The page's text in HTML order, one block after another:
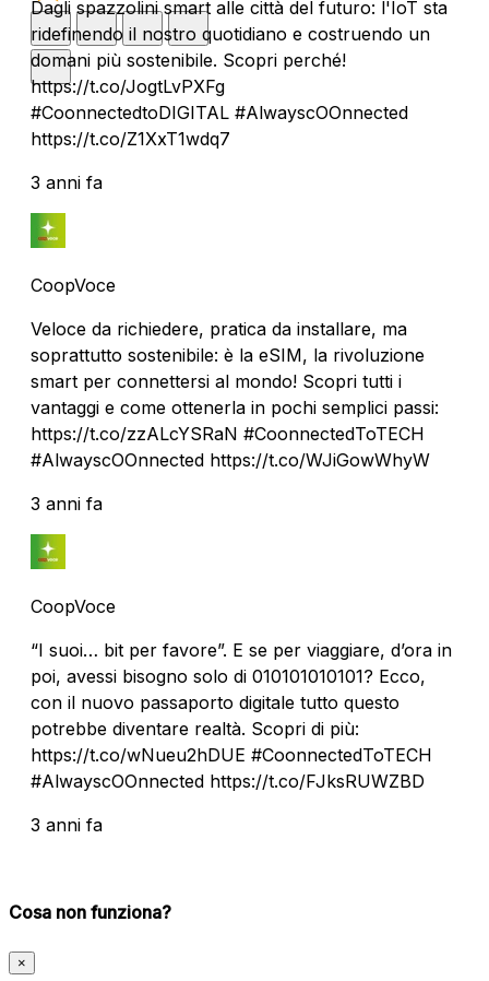
Dagli spazzolini smart alle città del futuro: l'IoT sta
ridefinendo il nostro quotidiano e costruendo un
domani più sostenibile. Scopri perché!
https://t.co/JogtLvPXFg
#CoonnectedtoDIGITAL #AlwayscOOnnected
https://t.co/Z1XxT1wdq7
3 anni fa
CoopVoce
Veloce da richiedere, pratica da installare, ma
soprattutto sostenibile: è la eSIM, la rivoluzione
smart per connettersi al mondo! Scopri tutti i
vantaggi e come ottenerla in pochi semplici passi:
https://t.co/zzALcYSRaN #CoonnectedToTECH
#AlwayscOOnnected https://t.co/WJiGowWhyW
3 anni fa
CoopVoce
“I suoi… bit per favore”. E se per viaggiare, d’ora in
poi, avessi bisogno solo di 010101010101? Ecco,
con il nuovo passaporto digitale tutto questo
potrebbe diventare realtà. Scopri di più:
https://t.co/wNueu2hDUE #CoonnectedToTECH
#AlwayscOOnnected https://t.co/FJksRUWZBD
3 anni fa
Cosa non funziona?
×